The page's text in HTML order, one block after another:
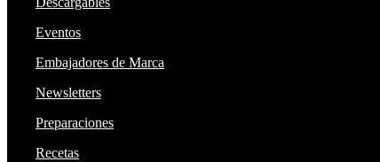
Eventos
Embajadores de Marca
Newsletters
Preparaciones
Recetas